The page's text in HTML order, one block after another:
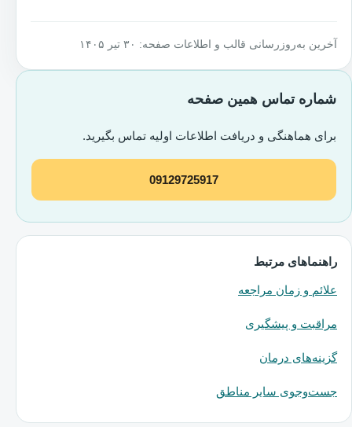
آخرین به‌روزرسانی قالب و اطلاعات صفحه: ۳۰ تیر ۱۴۰۵
شماره تماس همین صفحه
برای هماهنگی و دریافت اطلاعات اولیه تماس بگیرید.
09129725917
راهنماهای مرتبط
علائم و زمان مراجعه
مراقبت و پیشگیری
گزینه‌های درمان
جست‌وجوی سایر مناطق